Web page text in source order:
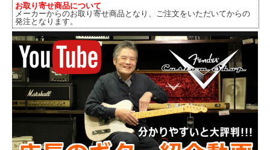
お取り寄せ商品について
メーカーからのお取り寄せ商品となり、ご注文をいただいてからの
発注となります。